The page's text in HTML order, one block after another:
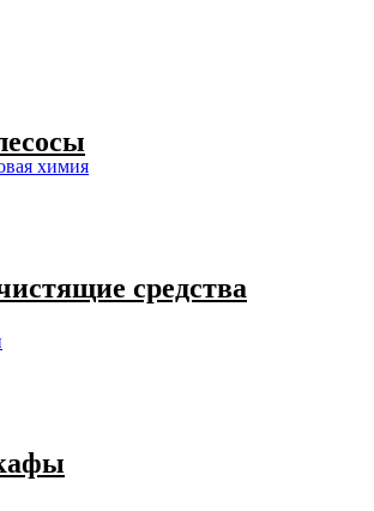
химия
средства